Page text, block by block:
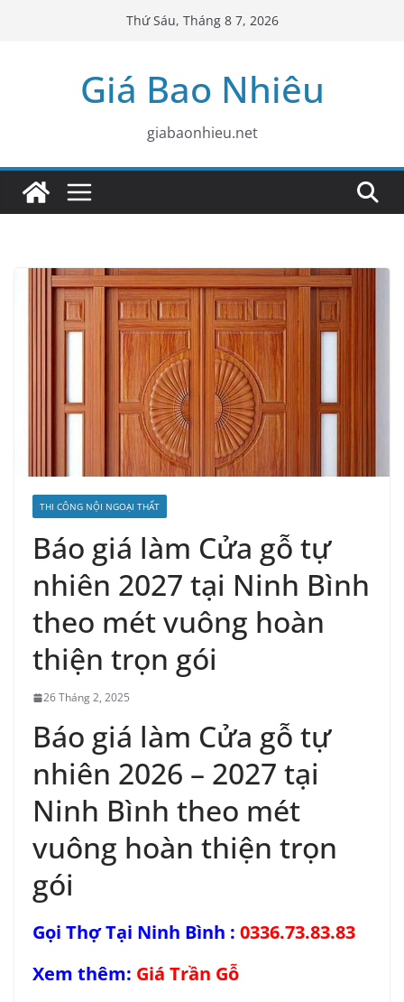
Thứ Sáu, Tháng 8 7, 2026
Giá Bao Nhiêu
giabaonhieu.net
THI CÔNG NỘI NGOẠI THẤT
Báo giá làm Cửa gỗ tự
nhiên 2027 tại Ninh Bình
theo mét vuông hoàn
thiện trọn gói
26 Tháng 2, 2025
Báo giá làm Cửa gỗ tự
nhiên 2026 – 2027 tại
Ninh Bình theo mét
vuông hoàn thiện trọn
gói
Gọi Thợ Tại Ninh Bình : 0336.73.83.83
Xem thêm: Giá Trần Gỗ